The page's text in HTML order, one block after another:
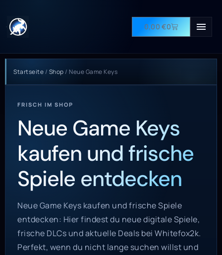
0,00€0
Startseite / Shop / Neue Game Keys
FRISCH IM SHOP
Neue Game Keys
kaufen und frische
Spiele entdecken
Neue Game Keys kaufen und frische Spiele
entdecken: Hier findest du neue digitale Spiele,
frische DLCs und aktuelle Deals bei Whitefox2k.
Perfekt, wenn du nicht lange suchen willst und